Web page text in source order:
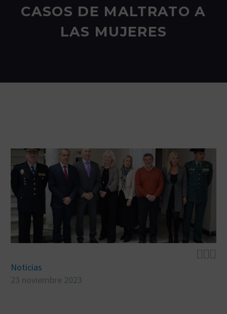
CASOS DE MALTRATO A
LAS MUJERES
  
Noticias
23 noviembre 2023